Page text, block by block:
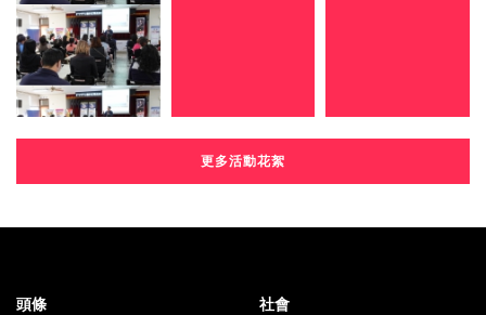
更多活動花絮
頭條 社會